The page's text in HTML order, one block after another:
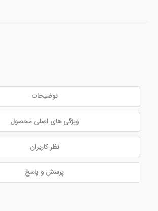
توضیحات
ویژگی های اصلی محصول
نظر کاربران
پرسش و پاسخ